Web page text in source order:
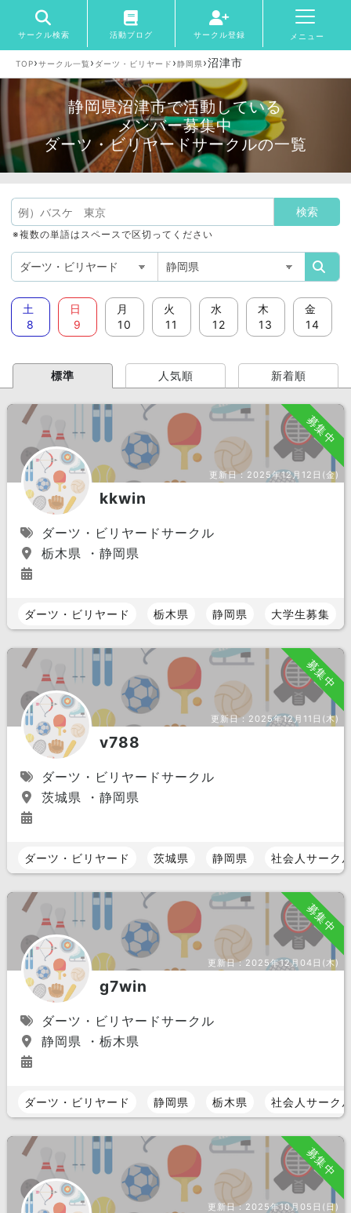
サークル検索 活動ブログ サークル登録 メニュー
TOP›サークル一覧 › ダーツ・ビリヤード ›静岡県›沼津市
静岡県沼津市で活動している
メンバー募集中
ダーツ・ビリヤードサークルの一覧
※複数の単語はスペースで区切ってください
土
8
日
9
月
10
火
11
水
12
木
13
金
14
標準 人気順 新着順
募集中
更新日： 2025年12月12日(金)
kkwin
ダーツ・ビリヤードサークル
栃木県 ・静岡県
ダーツ・ビリヤード 栃木県 静岡県 大学生募集
募集中
更新日： 2025年12月11日(木)
v788
ダーツ・ビリヤードサークル
茨城県 ・静岡県
ダーツ・ビリヤード 茨城県 静岡県 社会人サーク
募集中
更新日： 2025年12月04日(木)
g7win
ダーツ・ビリヤードサークル
静岡県 ・栃木県
ダーツ・ビリヤード 静岡県 栃木県 社会人サーク
募集中
更新日： 2025年10月05日(日)